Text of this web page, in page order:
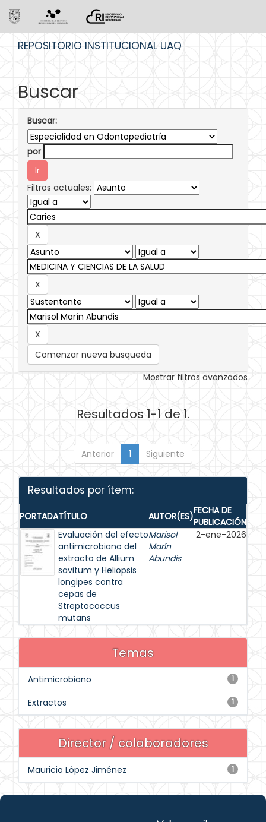
REPOSITORIO INSTITUCIONAL UAQ
Buscar
Buscar:
por
Filtros actuales:
Comenzar nueva busqueda
Mostrar filtros avanzados
Resultados 1-1 de 1.
Anterior 1 Siguiente
Resultados por ítem:
PORTADATÍTULO AUTOR(ES)FECHA DE
PUBLICACIÓN
Evaluación del efecto
antimicrobiano del
extracto de Allium
savitum y Heliopsis
longipes contra
cepas de
Streptococcus
mutans
Marisol
Marín
Abundis
2-ene-2026
Temas
1
Antimicrobiano
1
Extractos
Director / colaboradores
1
Mauricio López Jiménez